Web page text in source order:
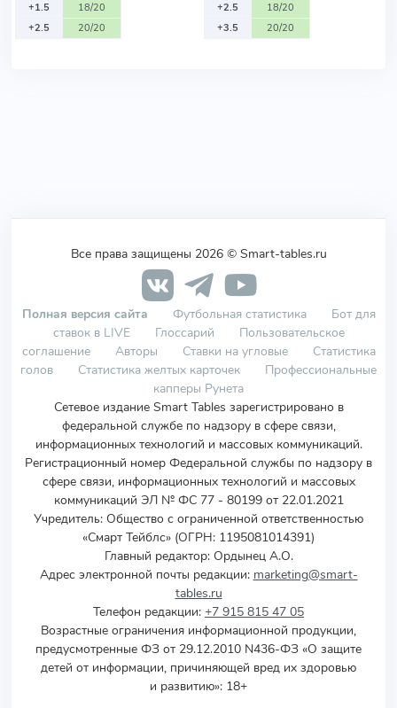
+1.5
18/20
+2.5
20/20
+2.5
18/20
+3.5
20/20
Все права защищены 2026 © Smart-tables.ru
Полная версия сайта Футбольная статистика
Бот для
ставок в LIVE
Глоссарий
Пользовательское
соглашение
Авторы Ставки на угловые
Статистика
голов
Статистика желтых карточек
Профессиональные
капперы Рунета
Сетевое издание Smart Tables зарегистрировано в
федеральной службе по надзору в сфере связи,
информационных технологий и массовых коммуникаций.
Регистрационный номер Федеральной службы по надзору в
сфере связи, информационных технологий и массовых
коммуникаций ЭЛ № ФС 77 - 80199 от 22.01.2021
Учредитель: Общество с ограниченной ответственностью
«Смарт Тейблс» (ОГРН: 1195081014391)
Главный редактор: Ордынец А.О.
Адрес электронной почты редакции: marketing@smart-
tables.ru
Телефон редакции: +7 915 815 47 05
Возрастные ограничения информационной продукции,
предусмотренные ФЗ от 29.12.2010 N436-ФЗ «О защите
детей от информации, причиняющей вред их здоровью
и развитию»: 18+